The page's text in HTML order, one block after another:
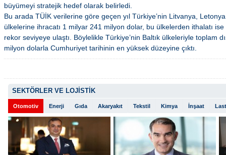
büyümeyi stratejik hedef olarak belirledi.
Bu arada TÜİK verilerine göre geçen yıl Türkiye’nin Litvanya,
ülkelerine ihracatı 1 milyar 241 milyon dolar, bu ülkelerden ithalatı
rekor seviyeye ulaştı. Böylelikle Türkiye’nin Baltık ülkeleriyle toplam
milyon dolarla Cumhuriyet tarihinin en yüksek düzeyine çıktı.
SEKTÖRLER VE LOJİSTİK
Otomotiv Enerji Gıda Akaryakıt Tekstil Kimya İnşaat